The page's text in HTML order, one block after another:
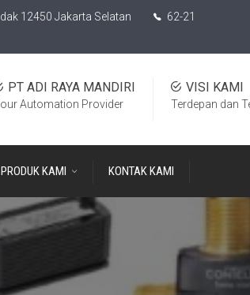
12450 Jakarta Selatan
62-21
VISI KAMI
Terdepan dan
PT ADI RAYA MANDIRI
Automation Provider
PRODUK KAMI KONTAK KAMI